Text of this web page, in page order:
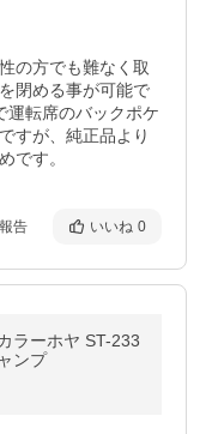
の方でも難なく取
閉める事が可能で
運転席のバックポケ
すが、純正品より
です。
告 いいね 0
ラーホヤ ST-233
ンプ